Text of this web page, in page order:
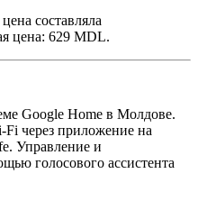
составляла
цена: 629 MDL.
Google Home в Молдове.
Fi через приложение на
Управление и
голосового ассистента